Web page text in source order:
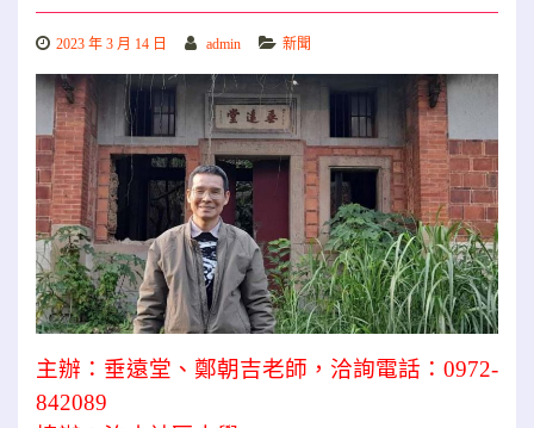
2023 年 3 月 14 日 admin 新聞
主辦：垂遠堂、鄭朝吉老師，洽詢電話：0972-
842089